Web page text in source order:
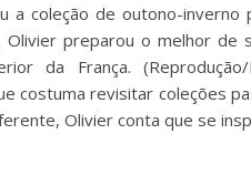
a coleção de outono-inverno
preparou o melhor de
da França. (Reprodução/
costuma revisitar coleções
Olivier conta que se